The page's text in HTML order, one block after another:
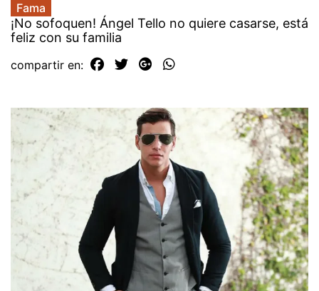
Fama
¡No sofoquen! Ángel Tello no quiere casarse, está
feliz con su familia
compartir en: